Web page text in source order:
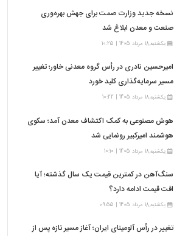
نسخه جدید وزارت صمت برای جهش بهره‌وری
صنعت و معدن ابلاغ شد
یکشنبه,18 مرداد 1405 | 10:25
امیرحسین نادری در رأس گروه معدنی خاور؛ تغییر
مسیر سرمایه‌گذاری کلید خورد
یکشنبه,18 مرداد 1405 | 10:22
هوش مصنوعی به کمک اکتشاف معدن آمد؛ سکوی
هوشمند امیرکبیر رونمایی شد
یکشنبه,18 مرداد 1405 | 10:10
سنگ‌آهن در کمترین قیمت یک سال گذشته؛ آیا
افت قیمت ادامه دارد؟
یکشنبه,18 مرداد 1405 | 09:55
تغییر در رأس آلومینای ایران؛ آغاز مسیر تازه پس از